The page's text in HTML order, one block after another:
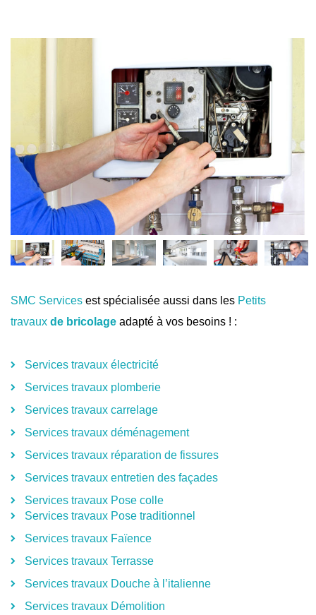
SMC Services est spécialisée aussi dans les Petits
travaux de bricolage adapté à vos besoins ! :
Services travaux électricité
Services travaux plomberie
Services travaux carrelage
Services travaux déménagement
Services travaux réparation de fissures
Services travaux entretien des façades
Services travaux Pose colle
Services travaux Pose traditionnel
Services travaux Faïence
Services travaux Terrasse
Services travaux Douche à l’italienne
Services travaux Démolition